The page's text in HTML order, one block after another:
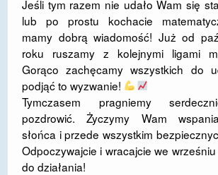
​Jeśli tym razem nie udało Wam się
lub po prostu kochacie
mamy dobrą wiadomość! Już od
roku ruszamy z kolejnymi ligami
Gorąco zachęcamy wszystkich do
podjąć to wyzwanie!
​Tymczasem pragniemy
pozdrowić. Życzymy Wam
słońca i przede wszystkim
Odpoczywajcie i wracajcie we
do działania!